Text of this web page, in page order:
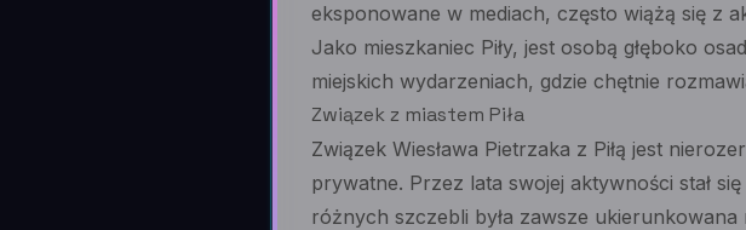
eksponowane w mediach, często wiążą się z
Jako mieszkaniec Piły, jest osobą głęboko
miejskich wydarzeniach, gdzie chętnie
Związek z miastem Piła
Związek Wiesława Pietrzaka z Piłą jest
prywatne. Przez lata swojej aktywności stał
różnych szczebli była zawsze